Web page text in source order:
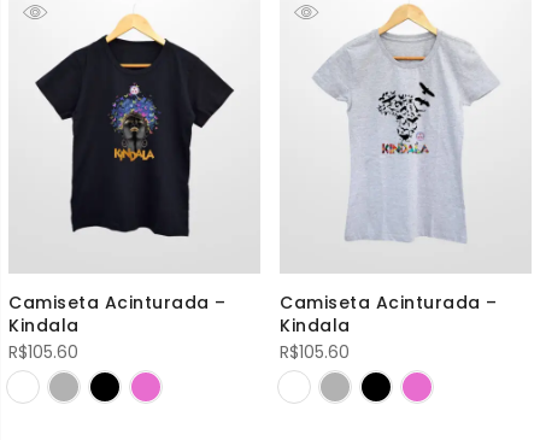
Camiseta Acinturada –
Kindala
R$105.60
Camiseta Acinturada –
Kindala
R$105.60